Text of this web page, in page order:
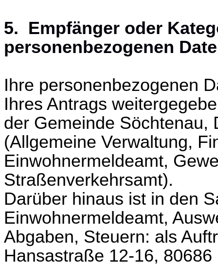
5. Empfänger oder
personenbezogenen
Ihre personenbezogenen
Ihres Antrags
der Gemeinde Söchtenau,
(Allgemeine Verwaltung,
Einwohnermeldeamt,
Straßenverkehrsamt).
Darüber hinaus ist in den
Einwohnermeldeamt,
Abgaben, Steuern: als
Hansastraße 12-16, 80686